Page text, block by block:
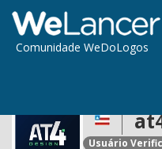
Comunidade WeDoLogos
Usuário